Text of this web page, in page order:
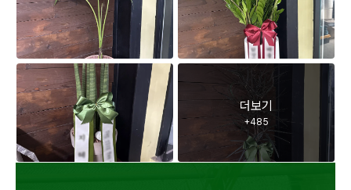
더보기
+485